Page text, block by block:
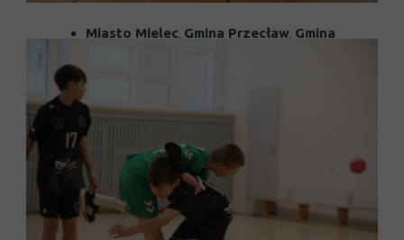
Miasto Mielec Gmina Przecław Gmina
Podkarpacki Wojewódzki Związek Piłki
Ręcznej
MOSiR MielecorazPodkarpackie
Ośrodki Szkolenia w Piłce Ręcznej
Masters Handball STAL Mielec
Handball Stal Mielec
Szkoła Podstawowa nr 7 w Mielcu
w Wadowicach Górnych, SP w